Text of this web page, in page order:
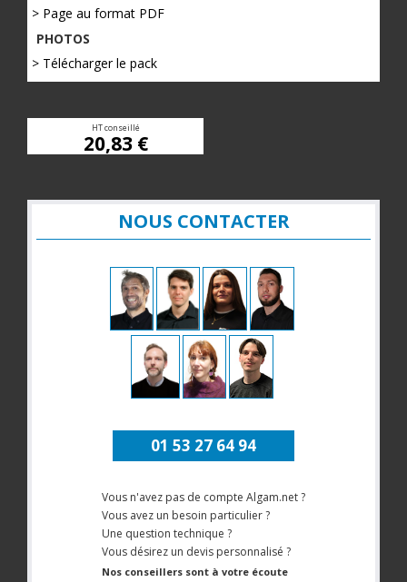
> Page au format PDF
PHOTOS
> Télécharger le pack
HT conseillé
20,83 €
NOUS CONTACTER
01 53 27 64 94
Vous n'avez pas de compte Algam.net ?
Vous avez un besoin particulier ?
Une question technique ?
Vous désirez un devis personnalisé ?
Nos conseillers sont à votre écoute